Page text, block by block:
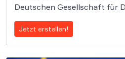
Deutschen Gesellschaft für
Jetzt erstellen!